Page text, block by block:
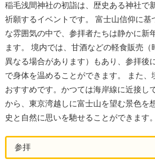
稲毛浅間神社の初詣は、歴史ある神社で
祈願するイベントです。 富士山信仰に基
な雰囲気の中で、参拝者たちは静かに新
ます。 境内では、甘酒などの軽食販売（
異なる場合があります）もあり、参拝後
で身体を温めることができます。 また、
おすすめです。かつては海岸線に近接し
から、東京湾越しに富士山を望む景色を
史と自然に思いを馳せることができます。
参拝